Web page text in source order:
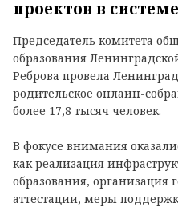
проектов в
Председатель комитета
образования
Реброва провела
родительское онлайн-
более 17,8 тысяч человек.
В фокусе внимания
как реализация
образования, организация
аттестации, меры